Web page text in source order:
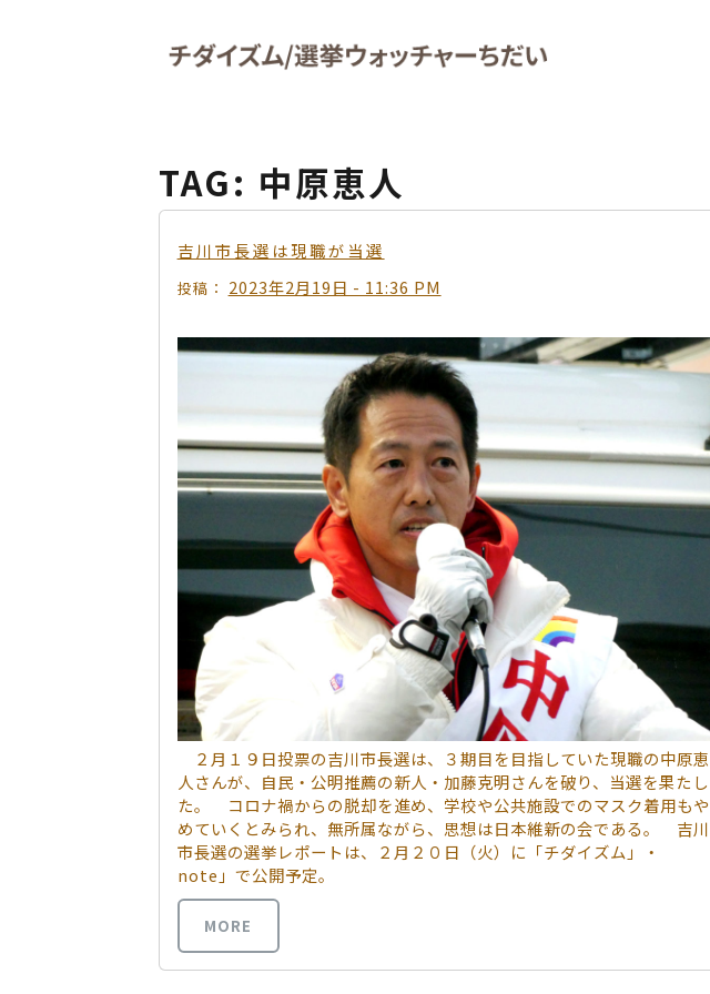
TAG: 中原恵人
吉川市長選は現職が当選
投稿： 2023年2月19日 - 11:36 PM
２月１９日投票の吉川市長選は、３期目を目指していた現職の中原恵
人さんが、自民・公明推薦の新人・加藤克明さんを破り、当選を果たし
た。 コロナ禍からの脱却を進め、学校や公共施設でのマスク着用もや
めていくとみられ、無所属ながら、思想は日本維新の会である。 吉川
市長選の選挙レポートは、２月２０日（火）に「チダイズム」・
note」で公開予定。
MORE